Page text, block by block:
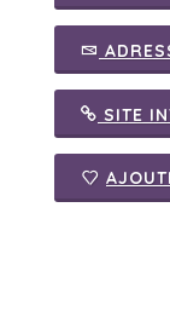
SITE